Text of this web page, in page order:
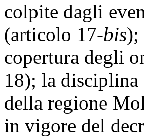
colpite dagli
(articolo 17-bis);
copertura degli
18); la disciplina
della regione
in vigore del